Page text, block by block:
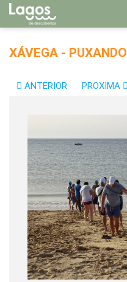
XÁVEGA - PUXANDO
ANTERIOR PROXIMA